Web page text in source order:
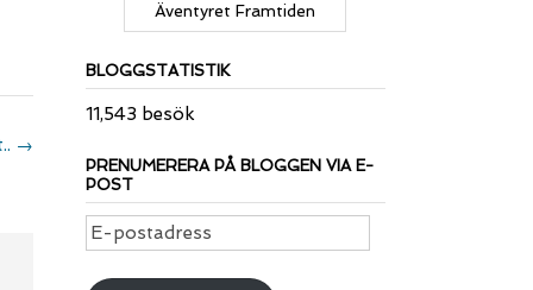
→
Äventyret Framtiden
BLOGGSTATISTIK
11,543 besök
PRENUMERERA PÅ BLOGGEN VIA E-
POST
E-
postadress